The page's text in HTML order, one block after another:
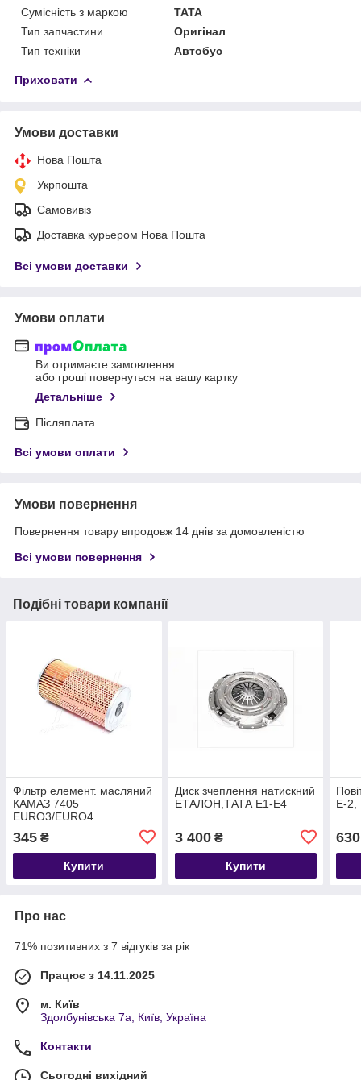
Сумісність з маркою
TATA
Тип запчастини
Оригінал
Тип техніки
Автобус
Приховати
Умови доставки
Нова Пошта
Укрпошта
Самовивіз
Доставка курьером Нова Пошта
Всі умови доставки
Умови оплати
Ви отримаєте замовлення
або гроші повернуться на вашу картку
Детальніше
Післяплата
Всі умови оплати
Умови повернення
Повернення товару впродовж 14 днів за домовленістю
Всі умови повернення
Подібні товари компанії
Фільтр елемент. масляний
КАМАЗ 7405
EURO3/EURO4
(виробництво WIX-Filtron)
345 ₴
Купити
Диск зчеплення натискний
ЕТАЛОН,ТАТА Е1-Е4
3 400₴
Купити
E-2,
630
Про нас
71% позитивних з 7 відгуків за рік
Працює з 14.11.2025
м. Київ
Здолбунівська 7а, Київ, Україна
Контакти
Сьогодні вихідний